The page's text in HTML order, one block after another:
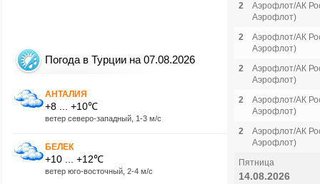
Погода в Турции на 07.08.2026
АНТАЛИЯ
+8 ... +10℃
ветер северо-западный, 1-3 м/с
БЕЛЕК
+10 ... +12℃
ветер юго-восточный, 2-4 м/с
2
Аэрофлот/АК
Аэрофлот)
2
Аэрофлот/АК
Аэрофлот)
2
Аэрофлот/АК
Аэрофлот)
2
Аэрофлот/АК
Аэрофлот)
2
Аэрофлот/АК
Аэрофлот)
Пятница
14.08.2026